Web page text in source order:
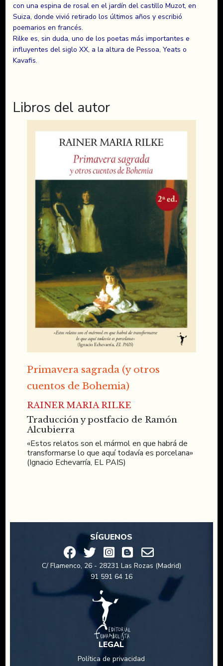
con una espina de rosal en el jardín del castillo Muzot, en
Suiza, donde vivió retirado los últimos años y escribió
poemarios en francés.
Rilke es, sin duda, uno de los poetas más importantes e
influyentes del siglo XX, a la altura de Pessoa, Yeats o
Kavafis.
Libros del autor
Primavera sagrada (y otros
cuentos de Bohemia)
RAINER MARIA RILKE
Traducción y postfacio de Ramón
Alcubierra
«Estos relatos son el mármol en que habrá de
transformarse lo que aquí todavía es porcelana»
(Ignacio Echevarría, EL PAIS)
SÍGUENOS
C/ Flamenco, 26 - 28231 Las Rozas (Madrid)
91 591 64 16
LEGAL
Política de privacidad